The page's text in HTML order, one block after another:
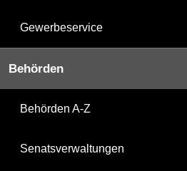
Gewerbeservice
Behörden
Behörden A-Z
Senatsverwaltungen